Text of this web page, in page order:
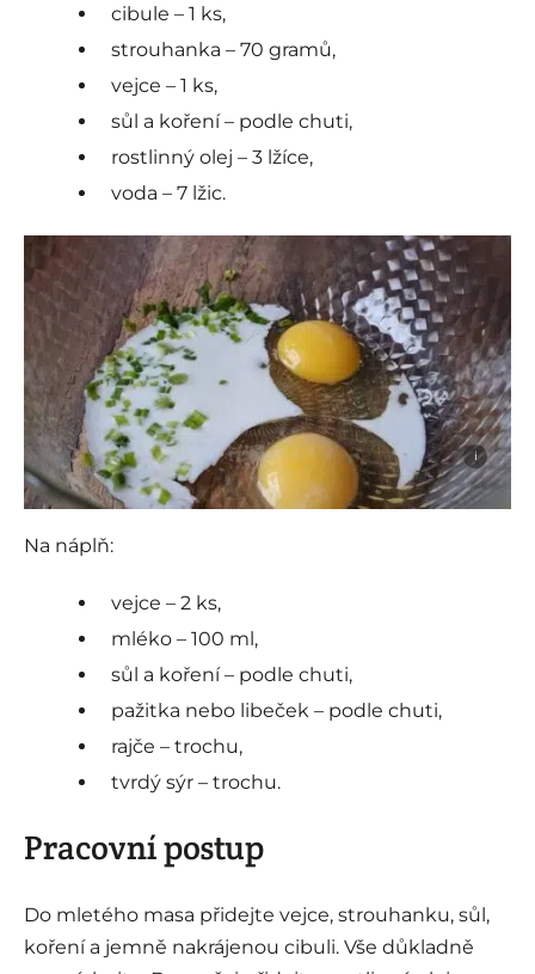
cibule – 1 ks,
strouhanka – 70 gramů,
vejce – 1 ks,
sůl a koření – podle chuti,
rostlinný olej – 3 lžíce,
voda – 7 lžic.
i
Na náplň:
vejce – 2 ks,
mléko – 100 ml,
sůl a koření – podle chuti,
pažitka nebo libeček – podle chuti,
rajče – trochu,
tvrdý sýr – trochu.
Pracovní postup
Do mletého masa přidejte vejce, strouhanku, sůl,
koření a jemně nakrájenou cibuli. Vše důkladně